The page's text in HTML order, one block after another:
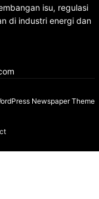
isu, regulasi
di industri energi dan
Newspaper Theme